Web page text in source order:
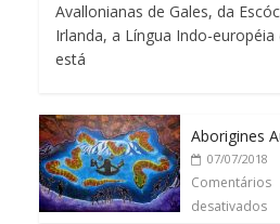
Avallonianas de Gales, da
Irlanda, a Língua Indo-européia
está
Aborigines
07/07/2018
Comentários
desativados